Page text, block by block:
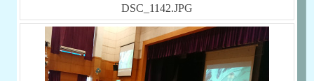
DSC_1142.JPG